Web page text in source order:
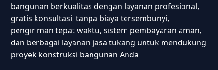
bangunan berkualitas dengan layanan profesional,
gratis konsultasi, tanpa biaya tersembunyi,
pengiriman tepat waktu, sistem pembayaran aman,
dan berbagai layanan jasa tukang untuk mendukung
proyek konstruksi bangunan Anda